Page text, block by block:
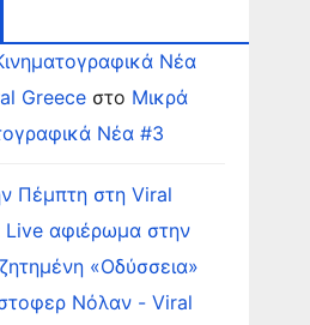
Νέα
Greeceστο Μικρά
Νέα #3
Πέμπτη στη Viral
Live αφιέρωμα στην
«Οδύσσεια»
Νόλαν - Viral